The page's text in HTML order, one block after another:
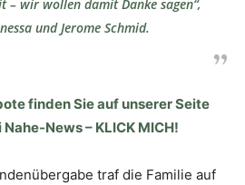
– wir wollen damit Danke sagen“,
und Jerome Schmid.
finden Sie auf unserer Seite
News – KLICK MICH!
traf die Familie auf